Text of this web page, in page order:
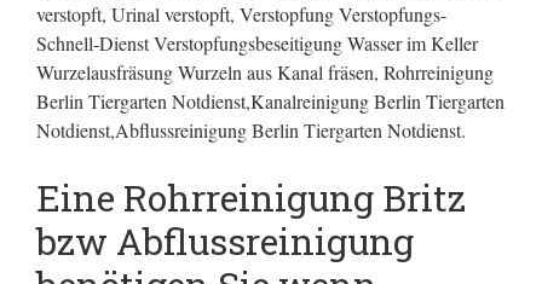
verstopft, Urinal verstopft, Verstopfung Verstopfungs-
Schnell-Dienst Verstopfungsbeseitigung Wasser im Keller
Wurzelausfräsung Wurzeln aus Kanal fräsen, Rohrreinigung
Berlin Tiergarten Notdienst,Kanalreinigung Berlin Tiergarten
Notdienst,Abflussreinigung Berlin Tiergarten Notdienst.
Eine Rohrreinigung Britz
bzw Abflussreinigung